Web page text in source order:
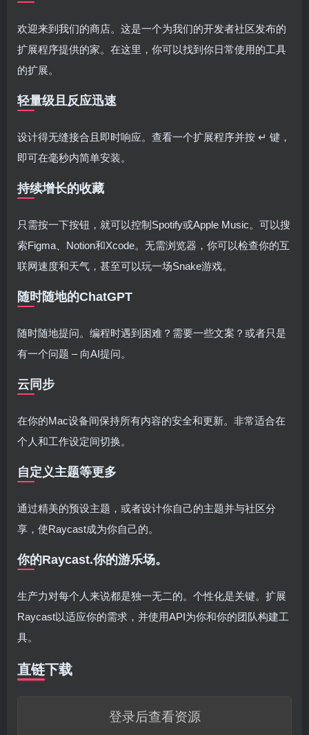
欢迎来到我们的商店。这是一个为我们的开发者社区发布的
扩展程序提供的家。在这里，你可以找到你日常使用的工具
的扩展。
轻量级且反应迅速
设计得无缝接合且即时响应。查看一个扩展程序并按 ↵ 键，
即可在毫秒内简单安装。
持续增长的收藏
只需按一下按钮，就可以控制Spotify或Apple Music。可以搜
索Figma、Notion和Xcode。无需浏览器，你可以检查你的互
联网速度和天气，甚至可以玩一场Snake游戏。
随时随地的ChatGPT
随时随地提问。编程时遇到困难？需要一些文案？或者只是
有一个问题 – 向AI提问。
云同步
在你的Mac设备间保持所有内容的安全和更新。非常适合在
个人和工作设定间切换。
自定义主题等更多
通过精美的预设主题，或者设计你自己的主题并与社区分
享，使Raycast成为你自己的。
你的Raycast.你的游乐场。
生产力对每个人来说都是独一无二的。个性化是关键。扩展
Raycast以适应你的需求，并使用API为你和你的团队构建工
具。
直链下载
登录后查看资源